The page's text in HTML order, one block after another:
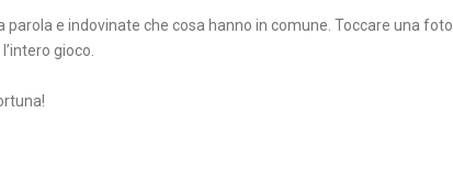
parola e indovinate che cosa hanno in comune. Toccare una foto
gioco.